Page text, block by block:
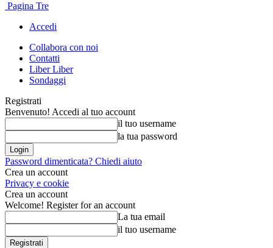
Pagina Tre
Accedi
Collabora con noi
Contatti
Liber Liber
Sondaggi
Registrati
Benvenuto! Accedi al tuo account
il tuo username
la tua password
Password dimenticata? Chiedi aiuto
Crea un account
Privacy e cookie
Crea un account
Welcome! Register for an account
La tua email
il tuo username